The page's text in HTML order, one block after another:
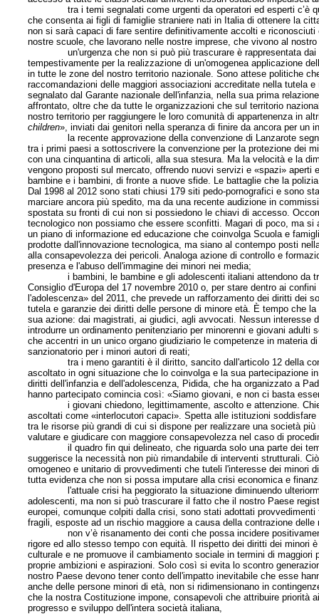
tra i temi segnalati come urgenti da operatori ed esperti c’è
che consenta ai figli di famiglie straniere nati in Italia di ottenere la
non si sarà capaci di fare sentire definitivamente accolti e
nostre scuole, che lavorano nelle nostre imprese, che vivono al
un'urgenza che non si può più trascurare è rappresentata dai
tempestivamente per la realizzazione di un'omogenea applicazione
in tutte le zone del nostro territorio nazionale. Sono attese politiche
raccomandazioni delle maggiori associazioni accreditate nella tutela
segnalato dal Garante nazionale dell'infanzia, nella sua prima
affrontato, oltre che da tutte le organizzazioni che sul territorio
nostro territorio per raggiungere le loro comunità di appartenenza in
children», inviati dai genitori nella speranza di finire da ancora per un
la recente approvazione della convenzione di Lanzarote segna
tra i primi paesi a sottoscrivere la convenzione per la protezione dei
con una cinquantina di articoli, alla sua stesura. Ma la velocità e la
vengono proposti sul mercato, offrendo nuovi servizi e «spazi»
bambine e i bambini, di fronte a nuove sfide. Le battaglie che la
Dal 1998 al 2012 sono stati chiusi 179 siti pedo-pornografici e sono
marciare ancora più spedito, ma da una recente audizione in
spostata su fronti di cui non si possiedono le chiavi di accesso.
tecnologico non possiamo che essere sconfitti. Magari di poco, ma
un piano di informazione ed educazione che coinvolga Scuola e
prodotte dall'innovazione tecnologica, ma siano al contempo posti
alla consapevolezza dei pericoli. Analoga azione di controllo e
presenza e l'abuso dell'immagine dei minori nei media;
i bambini, le bambine e gli adolescenti italiani attendono da
Consiglio d'Europa del 17 novembre 2010 o, per stare dentro ai
l'adolescenza» del 2011, che prevede un rafforzamento dei diritti dei
tutela e garanzie dei diritti delle persone di minore età. È tempo che
sua azione: dai magistrati, ai giudici, agli avvocati. Nessun interesse
introdurre un ordinamento penitenziario per minorenni e giovani
che accentri in un unico organo giudiziario le competenze in materia
sanzionatorio per i minori autori di reati;
tra i meno garantiti è il diritto, sancito dall'articolo 12 della
ascoltato in ogni situazione che lo coinvolga e la sua partecipazione
diritti dell'infanzia e dell'adolescenza, Pidida, che ha organizzato a
hanno partecipato comincia così: «Siamo giovani, e non ci basta
i giovani chiedono, legittimamente, ascolto e attenzione.
ascoltati come «interlocutori capaci». Spetta alle istituzioni
tra le risorse più grandi di cui si dispone per realizzare una società
valutare e giudicare con maggiore consapevolezza nel caso di
il quadro fin qui delineato, che riguarda solo una parte dei temi
suggerisce la necessità non più rimandabile di interventi strutturali.
omogeneo e unitario di provvedimenti che tuteli l'interesse dei
tutta evidenza che non si possa imputare alla crisi economica e
l'attuale crisi ha peggiorato la situazione diminuendo
adolescenti, ma non si può trascurare il fatto che il nostro Paese
europei, comunque colpiti dalla crisi, sono stati adottati
fragili, esposte ad un rischio maggiore a causa della contrazione delle
non v’è risanamento dei conti che possa incidere
rigore ed allo stesso tempo con equità. Il rispetto dei diritti dei minori
culturale e ne promuove il cambiamento sociale in termini di
proprie ambizioni e aspirazioni. Solo così si evita lo scontro
nostro Paese devono tener conto dell'impatto inevitabile che esse
anche delle persone minori di età, non si ridimensionano in
che la nostra Costituzione impone, consapevoli che attribuire priorità
progresso e sviluppo dell'intera società italiana,